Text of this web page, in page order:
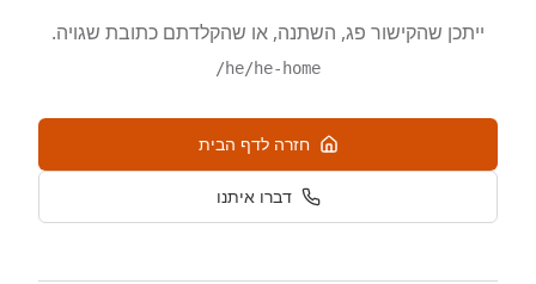
ייתכן שהקישור פג, השתנה, או שהקלדתם כתובת שגויה.
/he/he-home
חזרה לדף הבית
דברו איתנו